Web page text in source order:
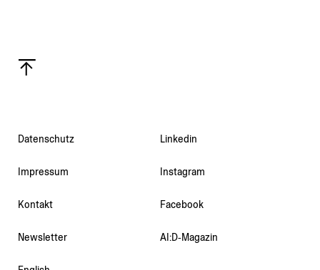
Daten­schutz Linkedin
Impressum Instagram
Kontakt Facebook
Newsletter AI:D‑Magazin